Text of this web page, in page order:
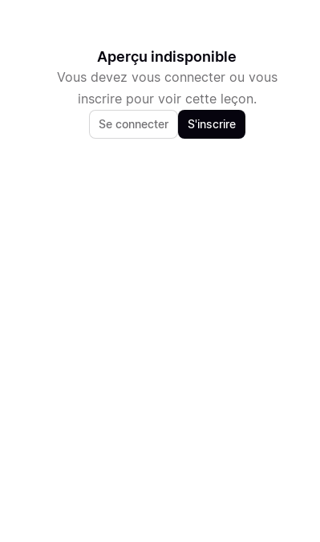
Aperçu indisponible
Vous devez vous connecter ou vous
inscrire pour voir cette leçon.
Se connecter S'inscrire